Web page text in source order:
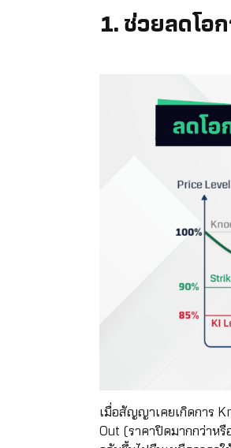
1. ช่วยลดโอ
เมื่อสัญญาเคยเกิดการ
Out (ราคาปิดมากกว่าห